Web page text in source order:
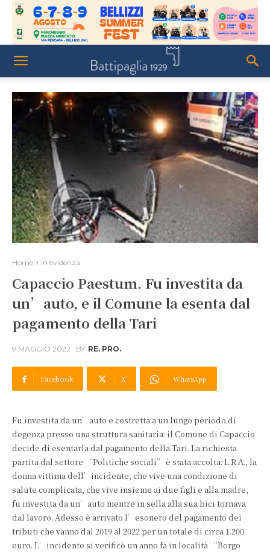
Home In evidenza
Capaccio Paestum. Fu investita da
un’auto, e il Comune la esenta dal
pagamento della Tari
9 MAGGIO 2022 BY RE. PRO.
Facebook X WhatsApp
Fu investita da un’auto e costretta a un lungo periodo di
degenza presso una struttura sanitaria: il Comune di Capaccio
decide di esentarla dal pagamento della Tari. La richiesta
partita dal settore “Politiche sociali” è stata accolta: L.R.A., la
donna vittima dell’incidente, che vive una condizione di
salute complicata, che vive insieme ai due figli e alla madre,
fu investita da un’auto mentre in sella alla sua bici tornava
dal lavoro. Adesso è arrivato l’esonero del pagamento dei
tributi che vanno dal 2019 al 2022 per un totale di circa 1.200
euro. L’incidente si verificò un anno fa in località “Borgo